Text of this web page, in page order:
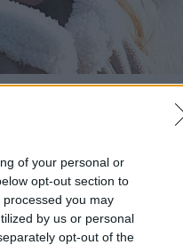
of your personal or
opt-out section to
you may
by us or personal
opt-out of the